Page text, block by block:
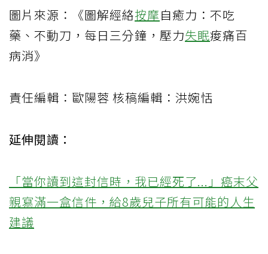
圖片來源：《圖解經絡按摩自癒力：不吃
藥、不動刀，每日三分鐘，壓力失眠痠痛百
病消》
責任編輯：歐陽蓉 核稿編輯：洪婉恬
延伸閱讀：
「當你讀到這封信時，我已經死了...」癌末父
親寫滿一盒信件，給8歲兒子所有可能的人生
建議